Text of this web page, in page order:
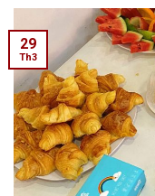
29
Th3